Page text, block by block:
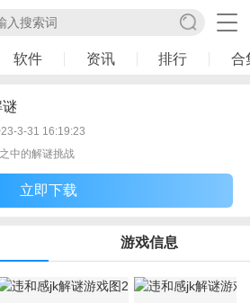
软件 资讯 排行 合
谜
3-31 16:19:23
中的解谜挑战
立即下载
游戏信息